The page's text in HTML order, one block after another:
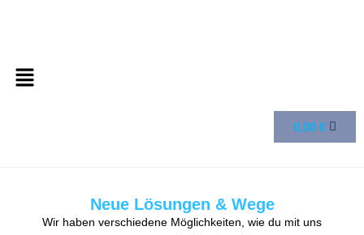
0,00 €
Neue Lösungen & Wege
Wir haben verschiedene Möglichkeiten, wie du mit uns